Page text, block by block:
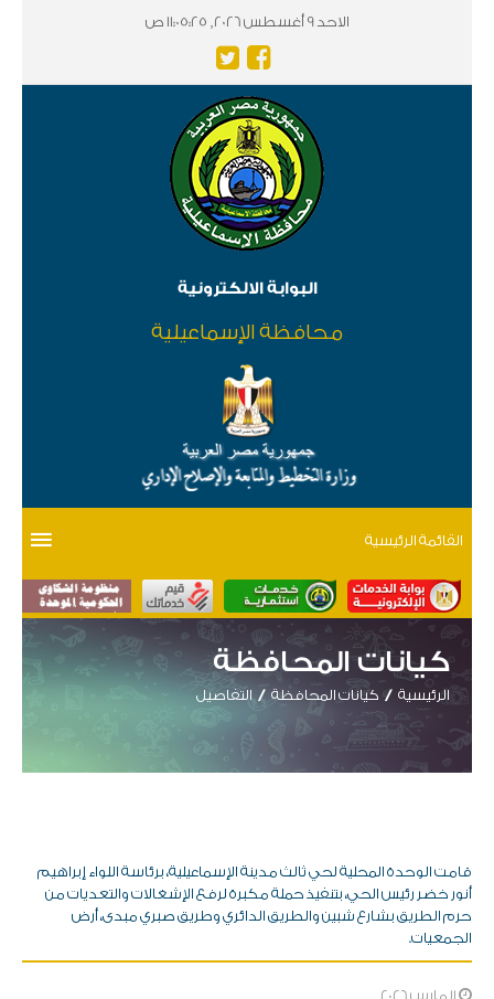
الاحد 9 أغسطس 2026, 11:05:25 ص
البوابة الالكترونية
محافظة الإسماعيلية
القائمة الرئيسية
كيانات المحافظة
الرئيسية كيانات المحافظة التفاصيل
قامت الوحدة المحلية لحي ثالث مدينة الإسماعيلية، برئاسة اللواء إبراهيم
أنور خضر رئيس الحي، بتنفيذ حملة مكبرة لرفع الإشغالات والتعديات من
حرم الطريق بشارع شبين والطريق الدائري وطريق صبري مبدى، أرض
الجمعيات.